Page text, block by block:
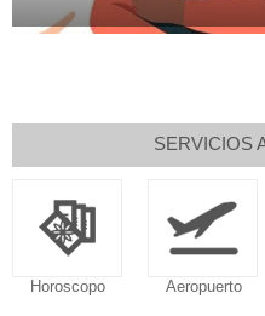
SERVICIOS
Horoscopo Aeropuerto